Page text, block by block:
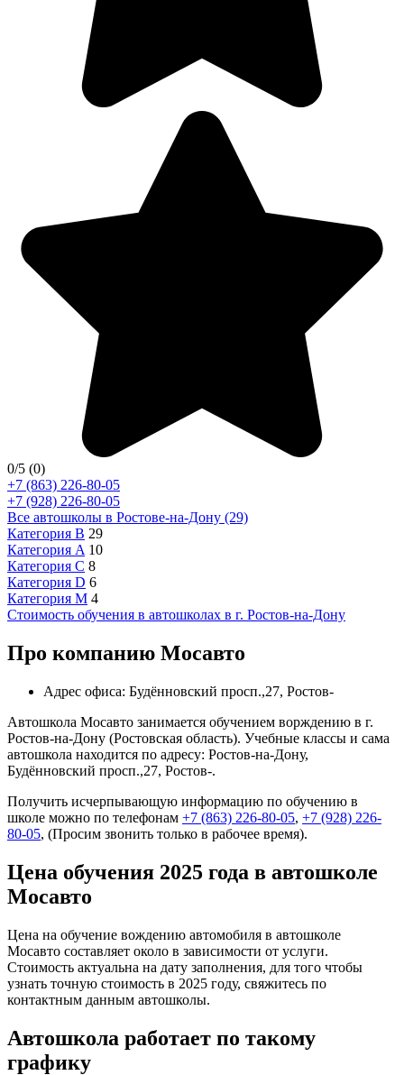
0/5 (0)
+7 (863) 226-80-05
+7 (928) 226-80-05
Все автошколы в Ростове-на-Дону (29)
Категория B 29
Категория A 10
Категория C 8
Категория D 6
Категория M 4
Стоимость обучения в автошколах в г. Ростов-на-Дону
Про компанию Мосавто
Адрес офиса: Будённовский просп.,27, Ростов-
Автошкола Мосавто занимается обучением ворждению в г.
Ростов-на-Дону (Ростовская область). Учебные классы и сама
автошкола находится по адресу: Ростов-на-Дону,
Будённовский просп.,27, Ростов-.
Получить исчерпывающую информацию по обучению в
школе можно по телефонам +7 (863) 226-80-05, +7 (928) 226-
80-05, (Просим звонить только в рабочее время).
Цена обучения 2025 года в автошколе
Мосавто
Цена на обучение вождению автомобиля в автошколе
Мосавто составляет около в зависимости от услуги.
Стоимость актуальна на дату заполнения, для того чтобы
узнать точную стоимость в 2025 году, свяжитесь по
контактным данным автошколы.
Автошкола работает по такому
графику